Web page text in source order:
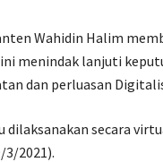
Wahidin Halim
menindak lanjuti
dan perluasan
secara
3/2021).